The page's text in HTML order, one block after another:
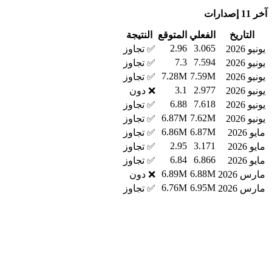
آخر 11 إصدارات
التاريخ الفعلي المتوقع
النتيجة
يونيو 2026
3.065
2.96
✅ تجاوز
يونيو 2026
7.594
7.3
✅ تجاوز
يونيو 2026
7.59M
7.28M
✅ تجاوز
يونيو 2026
2.977
3.1
❌ دون
يونيو 2026
7.618
6.88
✅ تجاوز
يونيو 2026
7.62M
6.87M
✅ تجاوز
مايو 2026
6.87M
6.86M
✅ تجاوز
مايو 2026
3.171
2.95
✅ تجاوز
مايو 2026
6.866
6.84
✅ تجاوز
مارس 2026
6.88M
6.89M ❌ دون
مارس 2026
6.95M
6.76M ✅ تجاوز